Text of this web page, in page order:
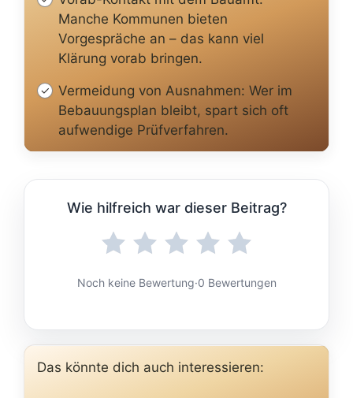
Manche Kommunen bieten
Vorgespräche an – das kann viel
Klärung vorab bringen.
Vermeidung von Ausnahmen: Wer im
Bebauungsplan bleibt, spart sich oft
aufwendige Prüfverfahren.
Wie hilfreich war dieser Beitrag?
Noch keine Bewertung·0 Bewertungen
Das könnte dich auch interessieren: